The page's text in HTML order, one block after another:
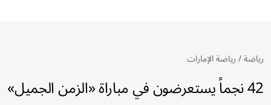
رياضة/رياضة الإمارات
42 نجماً يستعرضون في مباراة «الزمن الجميل»